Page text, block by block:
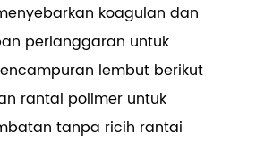
koagulan dan
perlanggaran untuk
lembut berikut
rantai polimer untuk
tanpa ricih rantai